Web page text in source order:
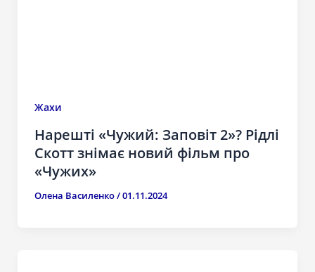
Жахи
Нарешті «Чужий: Заповіт 2»? Рідлі
Скотт знімає новий фільм про
«Чужих»
Олена Василенко/01.11.2024